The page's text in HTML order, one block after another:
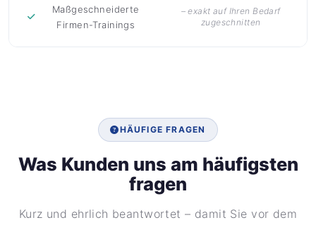
Maßgeschneiderte
Firmen-Trainings
– exakt auf Ihren Bedarf
zugeschnitten
HÄUFIGE FRAGEN
Was Kunden uns am häufigsten
fragen
Kurz und ehrlich beantwortet – damit Sie vor dem